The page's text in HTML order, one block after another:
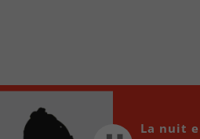
locale vous sont maintenant
Audio
Player
00:00 La nuit